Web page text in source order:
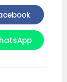
Opens
in
a
new
window
Opens
in